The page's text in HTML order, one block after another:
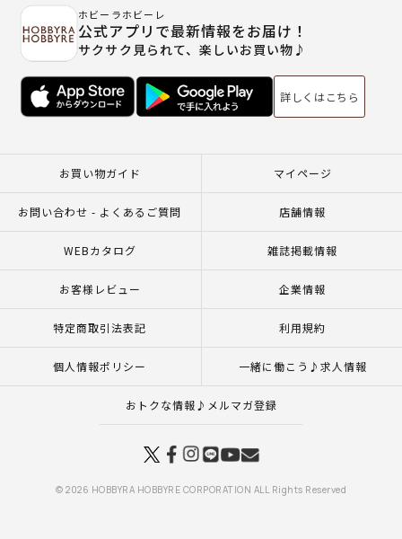
ホビーラホビーレ
公式アプリで最新情報をお届け！
サクサク見られて、楽しいお買い物♪
詳しくはこちら
お買い物ガイド マイページ
お問い合わせ - よくあるご質問 店舗情報
WEBカタログ 雑誌掲載情報
お客様レビュー 企業情報
特定商取引法表記 利用規約
個人情報ポリシー 一緒に働こう♪求人情報
おトクな情報♪メルマガ登録
© 2026 HOBBYRA HOBBYRE CORPORATION ALL Rights Reserved